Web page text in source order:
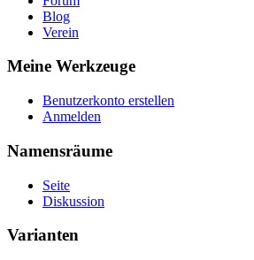
Blog
Verein
Meine Werkzeuge
Benutzerkonto erstellen
Anmelden
Namensräume
Seite
Diskussion
Varianten